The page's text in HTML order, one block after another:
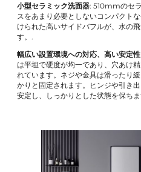
小型セラミック洗面器: 510mmのセ
スをあまり必要としないコンパクト
けられた高いサイドバフルが、水の
す。.
幅広い設置環境への対応、高い安定
は平坦で硬度が均一であり、穴あけ
れています。ネジや金具は滑ったり
かりと固定されます。ヒンジや引き
安定し、しっかりとした状態を保ち